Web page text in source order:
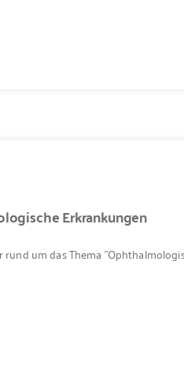
Erkrankungen
um das Thema